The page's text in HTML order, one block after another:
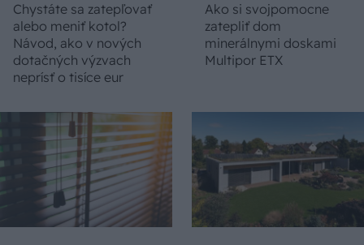
Chystáte sa zatepľovať
alebo meniť kotol?
Návod, ako v nových
dotačných výzvach
neprísť o tisíce eur
Ako si svojpomocne
zatepliť dom
minerálnymi doskami
Multipor ETX